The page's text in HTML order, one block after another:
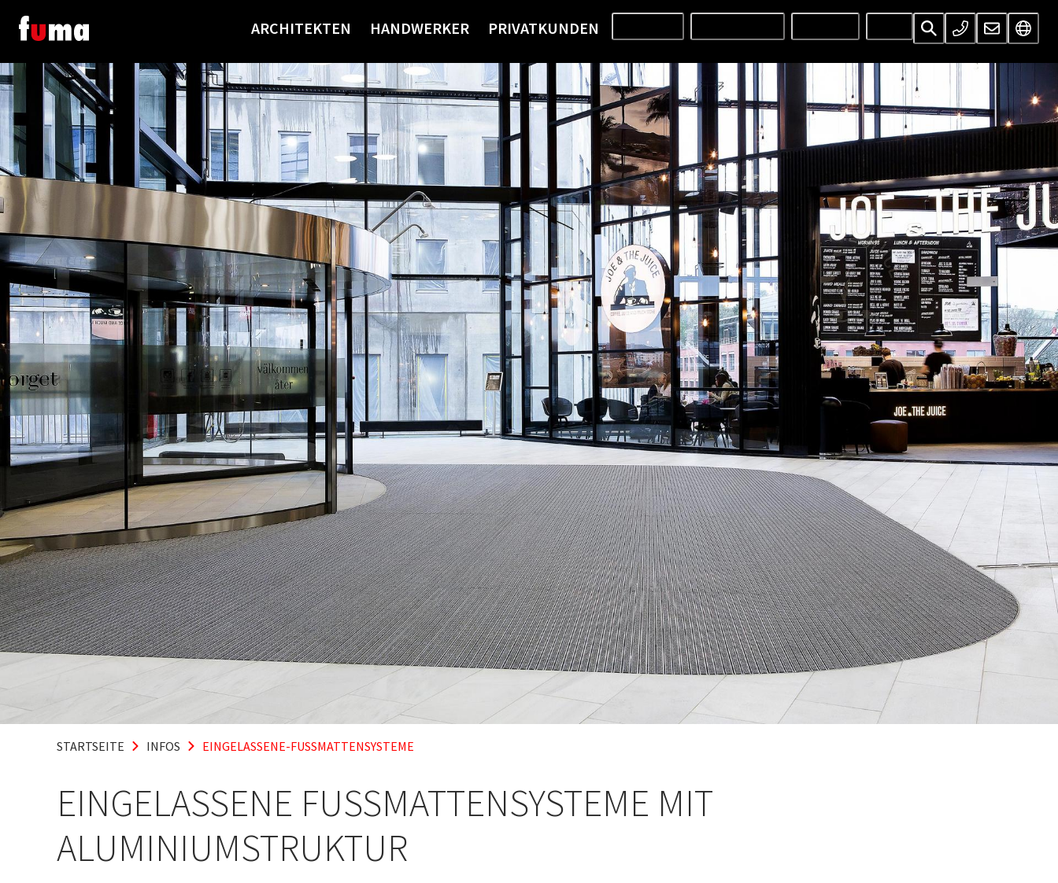
ARCHITEKTEN HANDWERKER PRIVATKUNDEN
STARTSEITE INFOS EINGELASSENE-FUSSMATTENSYSTEME
EINGELASSENE FUSSMATTENSYSTEME MIT A
LUMINIUMSTRUKTUR